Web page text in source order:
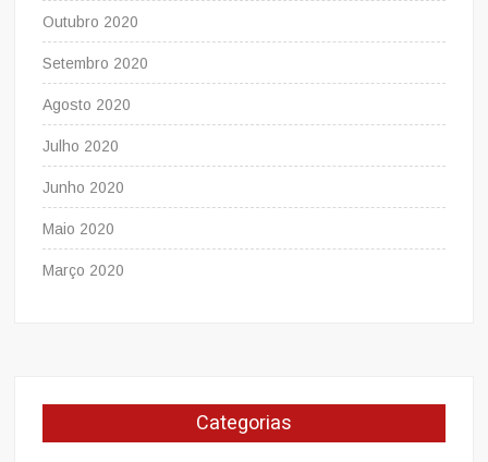
Outubro 2020
Setembro 2020
Agosto 2020
Julho 2020
Junho 2020
Maio 2020
Março 2020
Categorias